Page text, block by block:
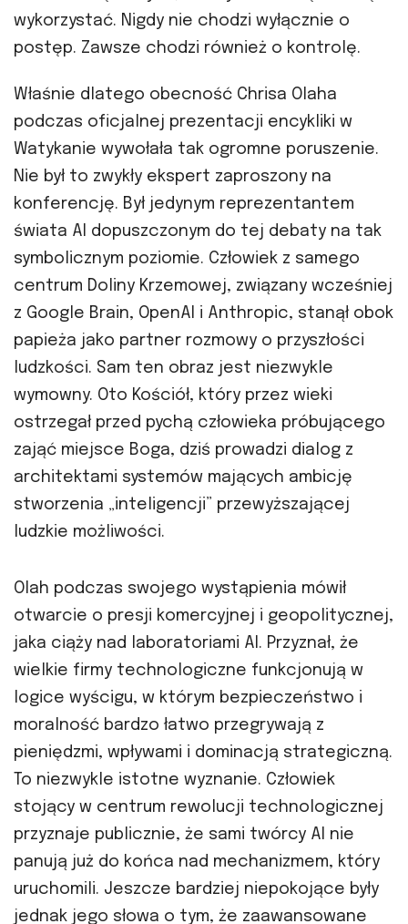
wykorzystać. Nigdy nie chodzi wyłącznie o
postęp. Zawsze chodzi również o kontrolę.
Właśnie dlatego obecność Chrisa Olaha
podczas oficjalnej prezentacji encykliki w
Watykanie wywołała tak ogromne poruszenie.
Nie był to zwykły ekspert zaproszony na
konferencję. Był jedynym reprezentantem
świata AI dopuszczonym do tej debaty na tak
symbolicznym poziomie. Człowiek z samego
centrum Doliny Krzemowej, związany wcześniej
z Google Brain, OpenAI i Anthropic, stanął obok
papieża jako partner rozmowy o przyszłości
ludzkości. Sam ten obraz jest niezwykle
wymowny. Oto Kościół, który przez wieki
ostrzegał przed pychą człowieka próbującego
zająć miejsce Boga, dziś prowadzi dialog z
architektami systemów mających ambicję
stworzenia „inteligencji” przewyższającej
ludzkie możliwości.
Olah podczas swojego wystąpienia mówił
otwarcie o presji komercyjnej i geopolitycznej,
jaka ciąży nad laboratoriami AI. Przyznał, że
wielkie firmy technologiczne funkcjonują w
logice wyścigu, w którym bezpieczeństwo i
moralność bardzo łatwo przegrywają z
pieniędzmi, wpływami i dominacją strategiczną.
To niezwykle istotne wyznanie. Człowiek
stojący w centrum rewolucji technologicznej
przyznaje publicznie, że sami twórcy AI nie
panują już do końca nad mechanizmem, który
uruchomili. Jeszcze bardziej niepokojące były
jednak jego słowa o tym, że zaawansowane